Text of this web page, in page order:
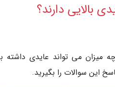
بالایی دارند؟
میزان می تواند عایدی داشته
این سوالات را بگیرید.